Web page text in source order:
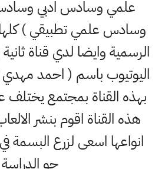
علمي وسادس ادبي
وسادس علمي تطبيقي ) كلها
الرسمية وايضا لدي قناة
بهذه القناة بمجتمع يختلف
هذه القناة اقوم بنشر
انواعها اسعى لزرع البسمة
جو الدراسة